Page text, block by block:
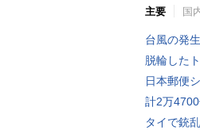
主要 国
台風の発
脱輪した
日本郵便
計2万
タイで銃